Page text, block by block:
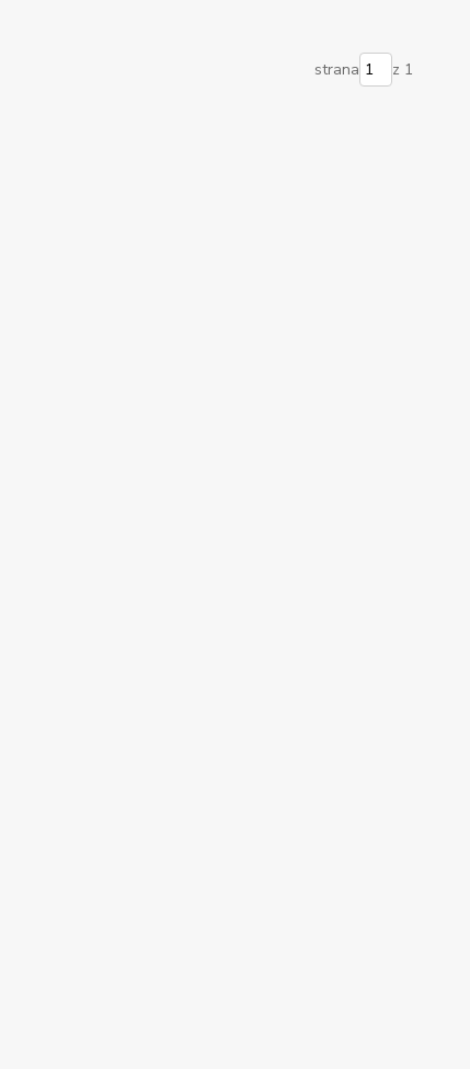
strana z 1